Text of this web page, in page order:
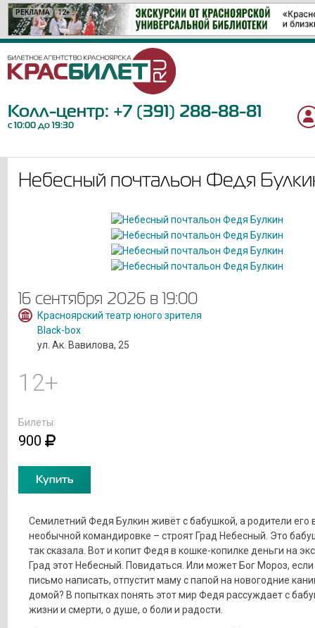
РЕКЛАМА 12+
РЕКЛАМА 6+
РЕКЛАМА 12+
РЕКЛАМА 12+
РЕКЛАМА 6+
РЕКЛАМА 12+
РЕКЛАМА 16+
РЕКЛАМА 12+
РЕКЛАМА 16+
РЕКЛАМА 6+
РЕКЛАМА 0+
РЕКЛАМА 12+
РЕКЛАМА 12+
РЕКЛАМА 6+
РЕКЛАМА 18+
РЕКЛАМА 12+
РЕКЛАМА 6+
РЕКЛАМА 6+
РЕКЛАМА 12+
Колл-центр: +7 (391) 288-88-81
с 10:00 до 19:30
Небесный почтальон Федя
16 сентября 2026 в 19:00
Красноярский театр юного зрителя
Black-box
ул. Ак. Вавилова, 25
12+
Билеты:
900
Купить
Семилетний Федя Булкин живёт с бабушкой, а родители его
необычной командировке – строят Град Небесный. Это
так сказала. Вот и копит Федя в кошке-копилке деньги на
Град этот Небесный. Повидаться. Или может Бог Мороз,
письмо написать, отпустит маму с папой на новогодние
домой? В попытках понять этот мир Федя рассуждает с
жизни и смерти, о душе, о боли и радости.